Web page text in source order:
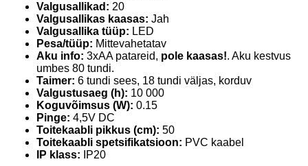
Valgusallikad: 20
Valgusallikas kaasas: Jah
Valgusallika tüüp: LED
Pesa/tüüp: Mittevahetatav
Aku info: 3xAA patareid, pole kaasas!. Aku kestvus
umbes 80 tundi.
Taimer: 6 tundi sees, 18 tundi väljas, korduv
Valgustusaeg (h): 10 000
Koguvõimsus (W): 0.15
Pinge: 4,5V DC
Toitekaabli pikkus (cm): 50
Toitekaabli spetsifikatsioon: PVC kaabel
IP klass: IP20